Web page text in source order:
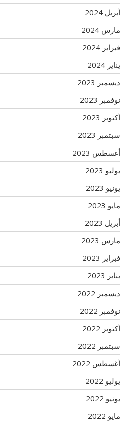
أبريل 2024
مارس 2024
فبراير 2024
يناير 2024
ديسمبر 2023
نوفمبر 2023
أكتوبر 2023
سبتمبر 2023
أغسطس 2023
يوليو 2023
يونيو 2023
مايو 2023
أبريل 2023
مارس 2023
فبراير 2023
يناير 2023
ديسمبر 2022
نوفمبر 2022
أكتوبر 2022
سبتمبر 2022
أغسطس 2022
يوليو 2022
يونيو 2022
مايو 2022